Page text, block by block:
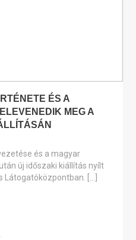
ÉS A
MEG A
és a magyar
új időszaki kiállítás nyílt
[…]